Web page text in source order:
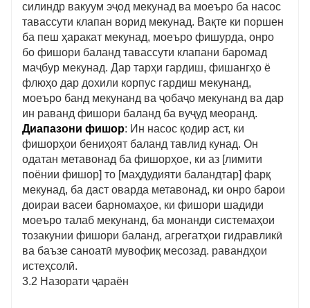
силиндр вакуум эҷод мекунад ва моеъро ба насос
тавассути клапан ворид мекунад. Вақте ки поршен
ба пеш ҳаракат мекунад, моеъро фишурда, онро
бо фишори баланд тавассути клапани баромад
маҷбур мекунад. Дар тарҳи гардиш, фишангҳо ё
флюҳо дар дохили корпус гардиш мекунанд,
моеъро банд мекунанд ва ҷобаҷо мекунанд ва дар
ин раванд фишори баланд ба вуҷуд меоранд.
Диапазони фишор: Ин насос қодир аст, ки
фишорҳои бениҳоят баланд тавлид кунад. Он
одатан метавонад ба фишорҳое, ки аз [лимити
поёнии фишор] то [маҳдудияти баландтар] фарқ
мекунад, ба даст оварда метавонад, ки онро барои
доираи васеи барномаҳое, ки фишори шадиди
моеъро талаб мекунанд, ба монанди системаҳои
тозакунии фишори баланд, агрегатҳои гидравликӣ
ва баъзе саноатӣ мувофиқ месозад. равандҳои
истеҳсолӣ.
3.2 Назорати ҷараён